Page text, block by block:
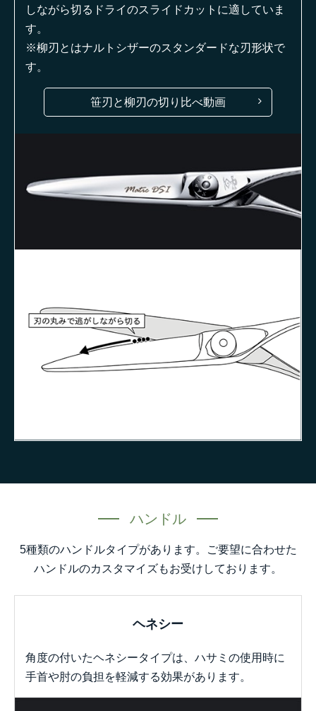
しながら切るドライのスライドカットに適していま
す。
※柳刃とはナルトシザーのスタンダードな刃形状で
す。
笹刃と柳刃の切り比べ動画
ハンドル
5種類のハンドルタイプがあります。ご要望に合わせた
ハンドルのカスタマイズもお受けしております。
ヘネシー
角度の付いたヘネシータイプは、ハサミの使用時に
手首や肘の負担を軽減する効果があります。